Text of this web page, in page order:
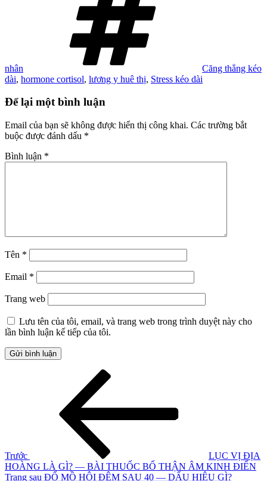
nhân
Căng thẳng kéo
dài, hormone cortisol, lương y huê thị, Stress kéo dài
Để lại một bình luận
Email của bạn sẽ không được hiển thị công khai. Các trường bắt
buộc được đánh dấu *
Bình luận *
Tên *
Email *
Trang web
Lưu tên của tôi, email, và trang web trong trình duyệt này cho
lần bình luận kế tiếp của tôi.
Trước
LỤC VỊ ĐỊA
HOÀNG LÀ GÌ? — BÀI THUỐC BỔ THẬN ÂM KINH ĐIỂN
Bài
Trang sau ĐỔ MỒ HÔI ĐÊM SAU 40 — DẤU HIỆU GÌ?